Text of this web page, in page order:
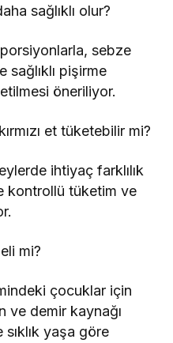
sağlıklı olur?
sebze
sağlıklı pişirme
öneriliyor.
et tüketebilir mi?
ihtiyaç farklılık
kontrollü tüketim ve
mi?
çocuklar için
ve demir kaynağı
yaşa göre